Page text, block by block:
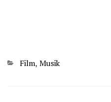
Kategorien
Film, Musik